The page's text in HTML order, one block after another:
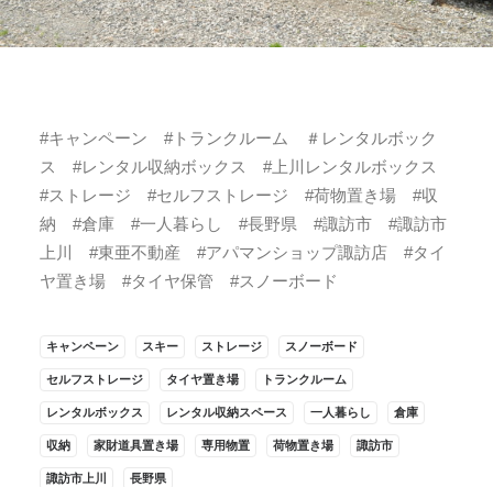
#キャンペーン #トランクルーム ＃レンタルボック
ス #レンタル収納ボックス #上川レンタルボックス
#ストレージ #セルフストレージ #荷物置き場 #収
納 #倉庫 #一人暮らし #長野県 #諏訪市 #諏訪市
上川 #東亜不動産 #アパマンショップ諏訪店 #タイ
ヤ置き場 #タイヤ保管 #スノーボード
キャンペーン スキー ストレージ スノーボード
セルフストレージ タイヤ置き場 トランクルーム
レンタルボックス レンタル収納スペース 一人暮らし 倉庫
収納 家財道具置き場 専用物置 荷物置き場 諏訪市
諏訪市上川 長野県